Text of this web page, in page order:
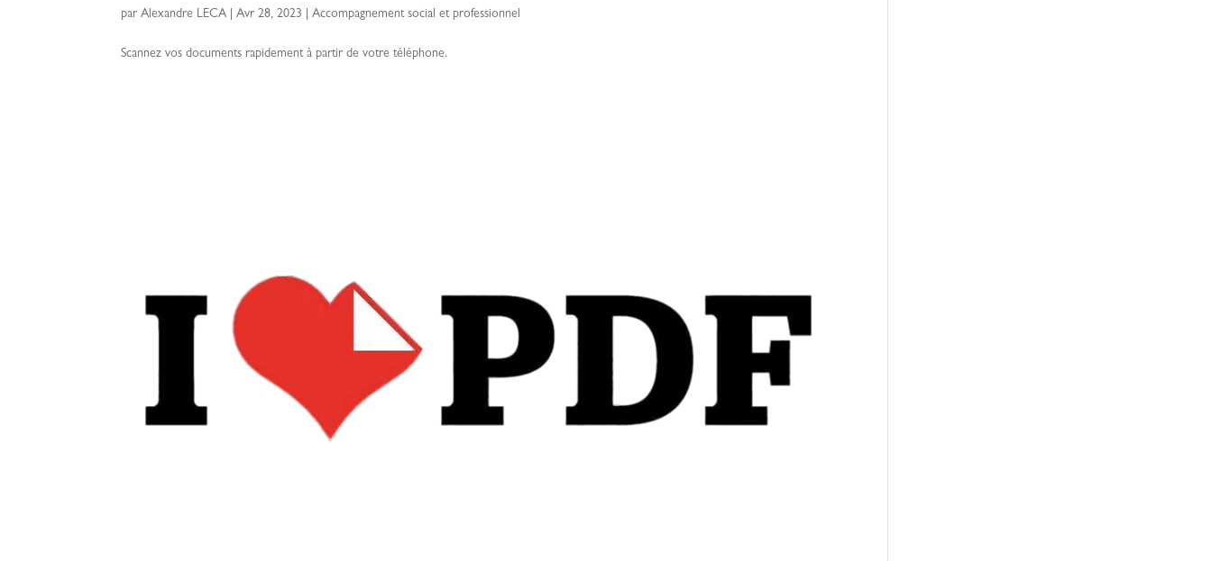
parAlexandre LECA |Avr 28, 2023 |Accompagnement social et professionnel
Scannez vos documents rapidement à partir de votre téléphone.